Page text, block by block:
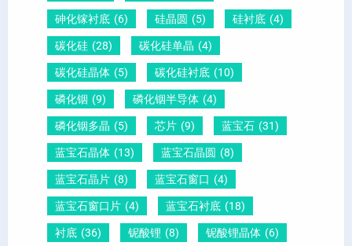
砷化镓衬底 (6) 硅晶圆 (5) 硅衬底 (4)
碳化硅 (28) 碳化硅单晶 (4)
碳化硅晶体 (5) 碳化硅衬底 (10)
磷化铟 (9) 磷化铟半导体 (4)
磷化铟多晶 (5) 芯片 (9) 蓝宝石 (31)
蓝宝石晶体 (13) 蓝宝石晶圆 (8)
蓝宝石晶片 (8) 蓝宝石窗口 (4)
蓝宝石窗口片 (4) 蓝宝石衬底 (18)
衬底 (36) 铌酸锂 (8) 铌酸锂晶体 (6)